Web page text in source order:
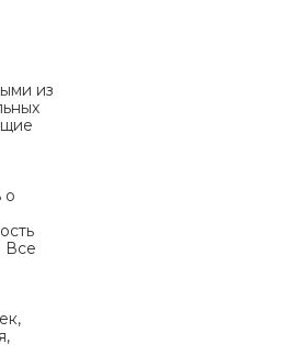
из
о
Все